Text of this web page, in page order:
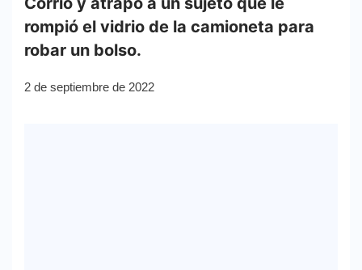
rompió el vidrio de la camioneta para
robar un bolso.
2 de septiembre de 2022